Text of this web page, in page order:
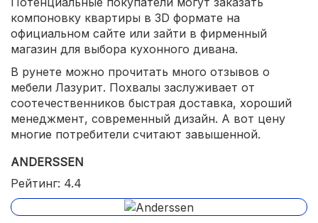
компоновку квартиры в 3D формате на
официальном сайте или зайти в фирменный
магазин для выбора кухонного дивана.
В рунете можно прочитать много отзывов о
мебели Лазурит. Похвалы заслуживает от
соотечественников быстрая доставка, хороший
менеджмент, современный дизайн. А вот цену
многие потребители считают завышенной.
ANDERSSEN
Рейтинг: 4.4